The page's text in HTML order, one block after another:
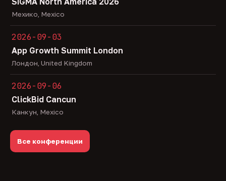
Мехико, Mexico
2026-09-03
App Growth Summit London
Лондон, United Kingdom
2026-09-06
ClickBid Cancun
Канкун, Mexico
Все конференции